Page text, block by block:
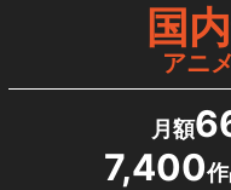
国
アニ
月額
7,400